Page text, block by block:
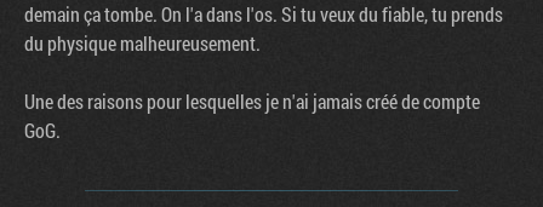
demain ça tombe. On l'a dans l'os. Si tu veux du fiable, tu prends
du physique malheureusement.
Une des raisons pour lesquelles je n'ai jamais créé de compte
GoG.